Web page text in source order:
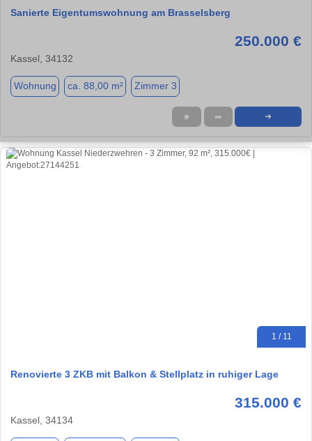
Sanierte Eigentumswohnung am Brasselsberg
250.000 €
Kassel, 34132
Wohnung ca. 88,00 m² Zimmer 3
★ ➦ ➜
1 / 11
Renovierte 3 ZKB mit Balkon & Stellplatz in ruhiger Lage
315.000 €
Kassel, 34134